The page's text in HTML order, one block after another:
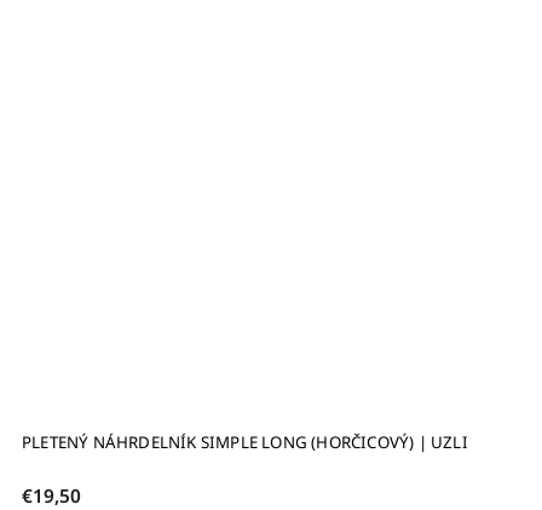
PLETENÝ NÁHRDELNÍK SIMPLE LONG (HORČICOVÝ) | UZLI
€19,50